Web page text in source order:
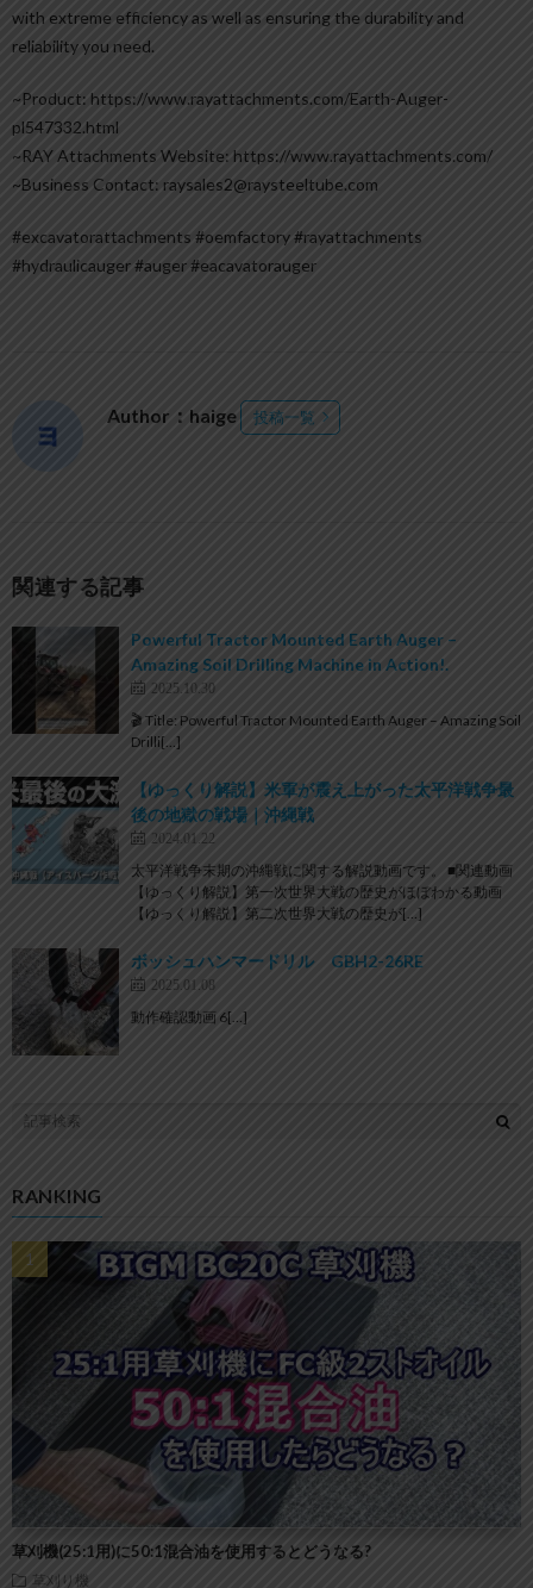
with extreme efficiency as well as ensuring the durability and
reliability you need.
~Product: https://www.rayattachments.com/Earth-Auger-
pl547332.html
~RAY Attachments Website: https://www.rayattachments.com/
~Business Contact: raysales2@raysteeltube.com
#excavatorattachments #oemfactory #rayattachments
#hydraulicauger #auger #eacavatorauger
Author：haige 投稿一覧
関連する記事
Powerful Tractor Mounted Earth Auger –
Amazing Soil Drilling Machine in Action!.
2025.10.30
🎬 Title: Powerful Tractor Mounted Earth Auger – Amazing Soil
Drilli[…]
【ゆっくり解説】米軍が震え上がった太平洋戦争最
後の地獄の戦場｜沖縄戦
2024.01.22
太平洋戦争末期の沖縄戦に関する解説動画です。 ■関連動画
【ゆっくり解説】第一次世界大戦の歴史がほぼわかる動画
【ゆっくり解説】第二次世界大戦の歴史が[…]
ボッシュハンマードリル GBH2-26RE
2025.01.08
動作確認動画 6[…]
RANKING
草刈機(25:1用)に50:1混合油を使用するとどうなる?
草刈り機